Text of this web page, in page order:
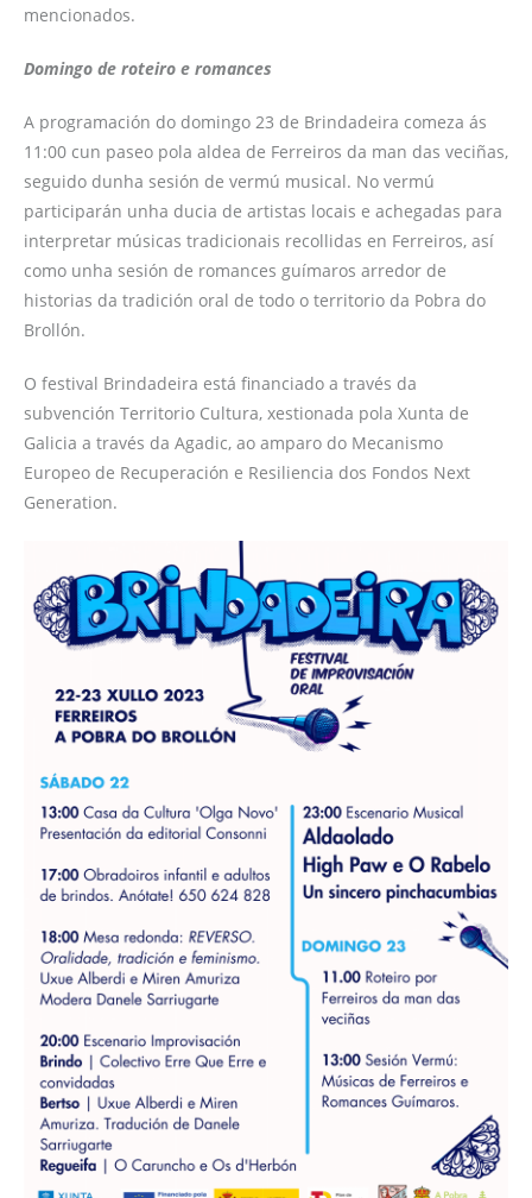
mencionados.
Domingo de roteiro e romances
A programación do domingo 23 de Brindadeira comeza ás
11:00 cun paseo pola aldea de Ferreiros da man das veciñas,
seguido dunha sesión de vermú musical. No vermú
participarán unha ducia de artistas locais e achegadas para
interpretar músicas tradicionais recollidas en Ferreiros, así
como unha sesión de romances guímaros arredor de
historias da tradición oral de todo o territorio da Pobra do
Brollón.
O festival Brindadeira está financiado a través da
subvención Territorio Cultura, xestionada pola Xunta de
Galicia a través da Agadic, ao amparo do Mecanismo
Europeo de Recuperación e Resiliencia dos Fondos Next
Generation.